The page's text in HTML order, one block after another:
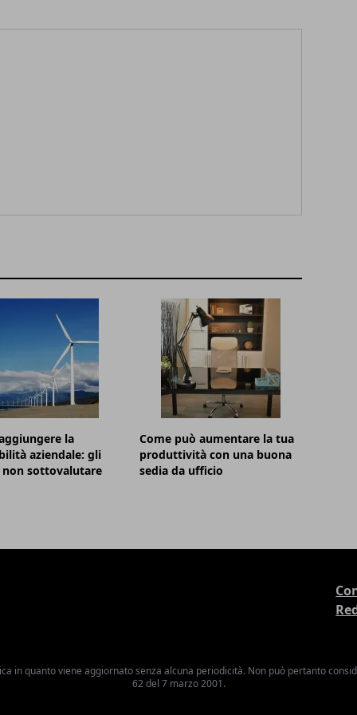
la
aziendale: gli
non sottovalutare
Come può aumentare la tua
produttività con una buona
sedia da ufficio
in quanto viene aggiornato senza alcuna periodicità. Non può pertanto
62 del 7 marzo 2001.